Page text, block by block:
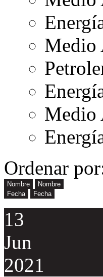
Medio
Medio
Ordenar
Nombre
Nombre
Fecha
Fecha
13
Jun
2021